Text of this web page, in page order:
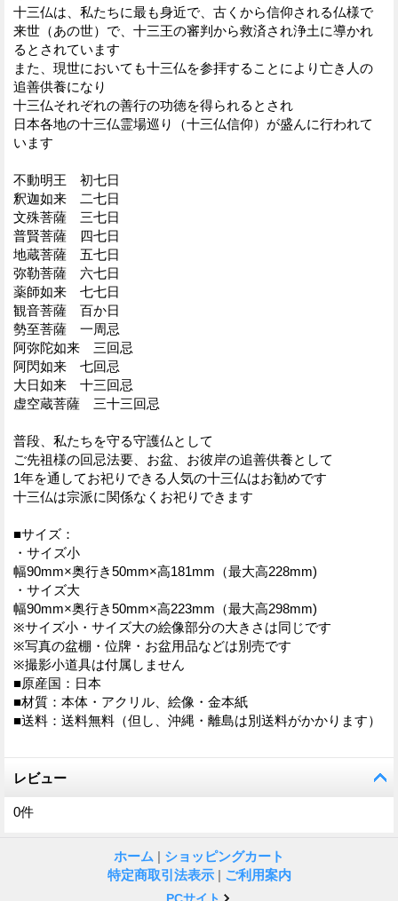
十三仏は、私たちに最も身近で、古くから信仰される仏様で
来世（あの世）で、十三王の審判から救済され浄土に導かれ
るとされています
また、現世においても十三仏を参拝することにより亡き人の
追善供養になり
十三仏それぞれの善行の功徳を得られるとされ
日本各地の十三仏霊場巡り（十三仏信仰）が盛んに行われて
います
不動明王 初七日
釈迦如来 二七日
文殊菩薩 三七日
普賢菩薩 四七日
地蔵菩薩 五七日
弥勒菩薩 六七日
薬師如来 七七日
観音菩薩 百か日
勢至菩薩 一周忌
阿弥陀如来 三回忌
阿閃如来 七回忌
大日如来 十三回忌
虚空蔵菩薩 三十三回忌
普段、私たちを守る守護仏として
ご先祖様の回忌法要、お盆、お彼岸の追善供養として
1年を通してお祀りできる人気の十三仏はお勧めです
十三仏は宗派に関係なくお祀りできます
■サイズ：
・サイズ小
幅90mm×奥行き50mm×高181mm（最大高228mm)
・サイズ大
幅90mm×奥行き50mm×高223mm（最大高298mm)
※サイズ小・サイズ大の絵像部分の大きさは同じです
※写真の盆棚・位牌・お盆用品などは別売です
※撮影小道具は付属しません
■原産国：日本
■材質：本体・アクリル、絵像・金本紙
■送料：送料無料（但し、沖縄・離島は別送料がかかります）
レビュー
0件
ホーム | ショッピングカート
特定商取引法表示 | ご利用案内